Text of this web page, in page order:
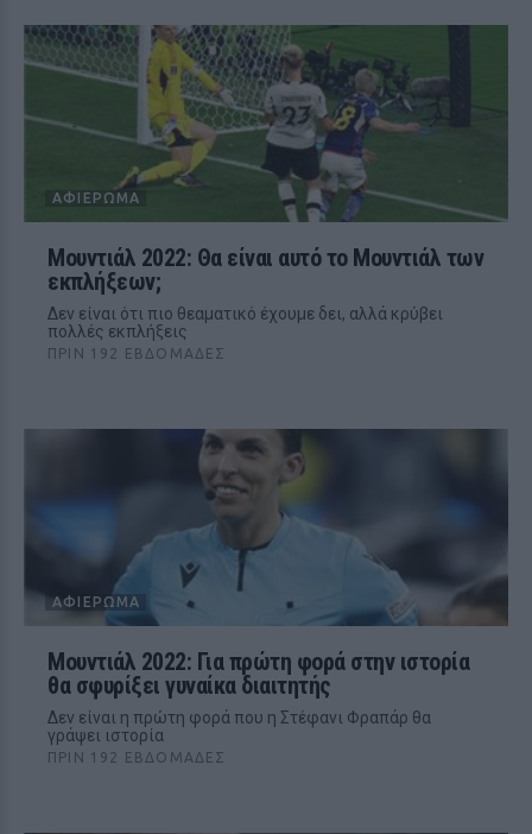
ΑΦΙΈΡΩΜΑ
Μουντιάλ 2022: Θα είναι αυτό το Μουντιάλ των
εκπλήξεων;
Δεν είναι ότι πιο θεαματικό έχουμε δει, αλλά κρύβει
πολλές εκπλήξεις
ΠΡΙΝ 192 ΕΒΔΟΜΆΔΕΣ
ΑΦΙΈΡΩΜΑ
Μουντιάλ 2022: Για πρώτη φορά στην ιστορία
θα σφυρίξει γυναίκα διαιτητής
Δεν είναι η πρώτη φορά που η Στέφανι Φραπάρ θα
γράψει ιστορία
ΠΡΙΝ 192 ΕΒΔΟΜΆΔΕΣ